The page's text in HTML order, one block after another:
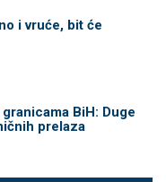
i vruće, bit će
BiH: Duge
prelaza